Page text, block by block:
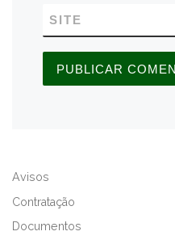
SITE
E
Avisos
Contratação
Documentos